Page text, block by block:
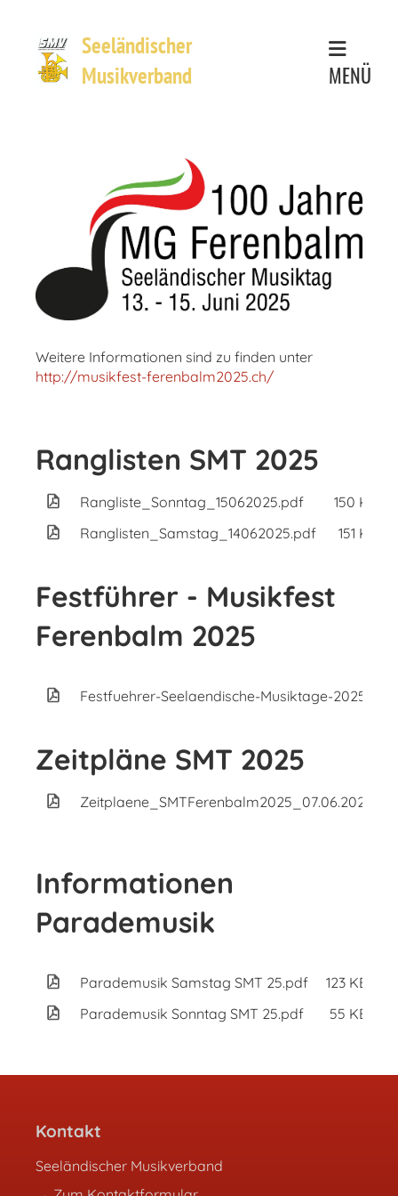
Seeländischer
Musikverband
MENÜ
Weitere Informationen sind zu finden unter
http://musikfest-ferenbalm2025.ch/
Ranglisten SMT 2025
Rangliste_Sonntag_15062025.pdf
150 KB
Ranglisten_Samstag_14062025.pdf
151 KB
Festführer - Musikfest
Ferenbalm 2025
Festfuehrer-Seelaendische-Musiktage-2025-
Zeitpläne SMT 2025
Zeitplaene_SMTFerenbalm2025_07.06.2025.pdf
Informationen
Parademusik
Parademusik Samstag SMT 25.pdf
123 KB
Parademusik Sonntag SMT 25.pdf
55 KB
Kontakt
Seeländischer Musikverband